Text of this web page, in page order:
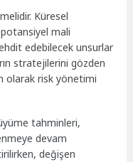
Küresel
potansiyel mali
edebilecek unsurlar
stratejilerini gözden
olarak risk yönetimi
tahminleri,
devam
değişen